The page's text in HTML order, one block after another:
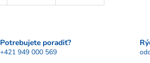
Potrebujete poradiť?
+421 949 000 569